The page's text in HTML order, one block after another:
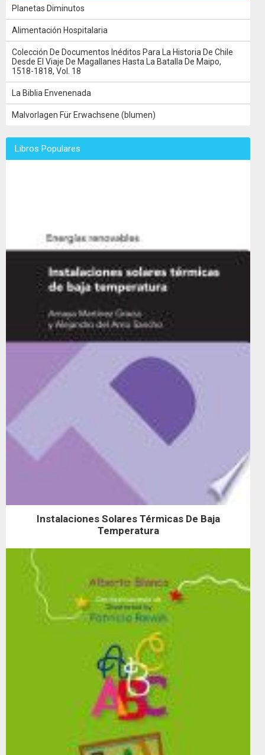
Planetas Diminutos
Alimentación Hospitalaria
Colección De Documentos Inéditos Para La Historia De Chile
Desde El Viaje De Magallanes Hasta La Batalla De Maipo,
1518-1818, Vol. 18
La Biblia Envenenada
Malvorlagen Für Erwachsene (blumen)
Libros Populares
Instalaciones Solares Térmicas De Baja
Temperatura